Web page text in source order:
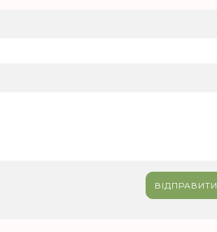
ВІДПРАВИТИ